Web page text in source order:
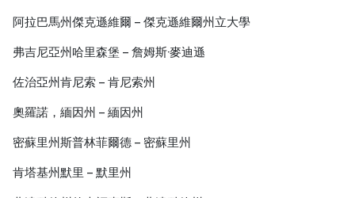
阿拉巴馬州傑克遜維爾 – 傑克遜維爾州立大學
弗吉尼亞州哈里森堡 – 詹姆斯·麥迪遜
佐治亞州肯尼索 – 肯尼索州
奧羅諾，緬因州 – 緬因州
密蘇里州斯普林菲爾德 – 密蘇里州
肯塔基州默里 – 默里州